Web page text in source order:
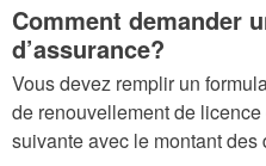
Comment demander
d’assurance?
Vous devez remplir un
de renouvellement de licence
suivante avec le montant des